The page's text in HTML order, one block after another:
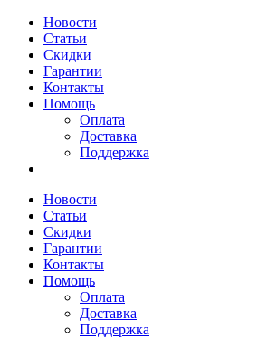
Новости
Статьи
Скидки
Гарантии
Контакты
Помощь
Оплата
Доставка
Поддержка
Новости
Статьи
Скидки
Гарантии
Контакты
Помощь
Оплата
Доставка
Поддержка